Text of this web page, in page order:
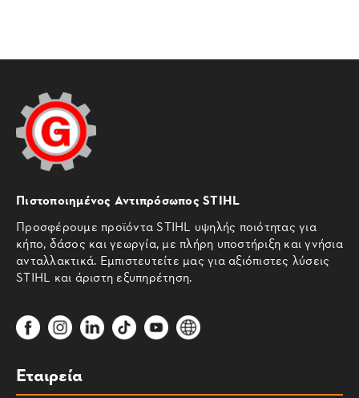
Πιστοποιημένος Αντιπρόσωπος STIHL
Προσφέρουμε προϊόντα STIHL υψηλής ποιότητας για
κήπο, δάσος και γεωργία, με πλήρη υποστήριξη και γνήσια
ανταλλακτικά. Εμπιστευτείτε μας για αξιόπιστες λύσεις
STIHL και άριστη εξυπηρέτηση.
Εταιρεία